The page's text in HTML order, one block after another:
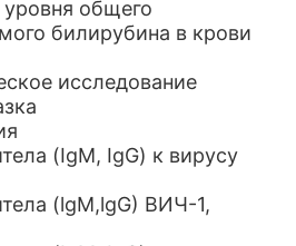
общего
билирубина в крови
исследование
(IgM, IgG) к вирусу
(lgM,lgG) ВИЧ-1,